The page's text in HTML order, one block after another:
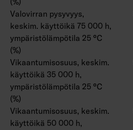
Valovirran pysyvyys,
keskim. käyttöikä 75 000 h,
ympäristölämpötila 25 °C
(%)
Vikaantumisosuus, keskim.
käyttöikä 35 000 h,
ympäristölämpötila 25 °C
(%)
Vikaantumisosuus, keskim.
käyttöikä 50 000 h,